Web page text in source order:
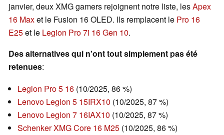
janvier, deux XMG gamers rejoignent notre liste, lesApex
16 Maxet le Fusion 16 OLED. Ils remplacent le Pro 16
E25et le Legion Pro 7i 16 Gen 10.
Des alternatives qui n'ont tout simplement pas été
retenues:
Legion Pro 5 16 (10/2025, 86 %)
Lenovo Legion 5 15IRX10 (10/2025, 87 %)
Lenovo Legion 7 16IAX10 (10/2025, 87 %)
Schenker XMG Core 16 M25 (10/2025, 86 %)